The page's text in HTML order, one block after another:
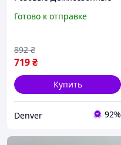
Жіночі Кросівки Рожеві
Готово к отправке
719₴
892 ₴
Купить
Denver 92%